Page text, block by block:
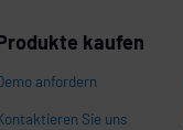
kaufen
anfordern
Sie uns